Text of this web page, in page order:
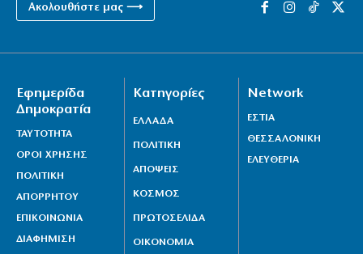
Ακολουθήστε μας ⟶
Εφημερίδα
Δημοκρατία
ΤΑΥΤΟΤΗΤΑ
ΟΡΟΙ ΧΡΗΣΗΣ
ΠΟΛΙΤΙΚΗ
ΑΠΟΡΡΗΤΟΥ
ΕΠΙΚΟΙΝΩΝΙΑ
ΔΙΑΦΗΜΙΣΗ
Κατηγορίες
ΕΛΛΑΔΑ
ΠΟΛΙΤΙΚΗ
ΑΠΟΨΕΙΣ
ΚΟΣΜΟΣ
ΠΡΩΤΟΣΕΛΙΔΑ
ΟΙΚΟΝΟΜΙΑ
Network
ΕΣΤΙΑ
ΘΕΣΣΑΛΟΝΙΚΗ
ΕΛΕΥΘΕΡΙΑ